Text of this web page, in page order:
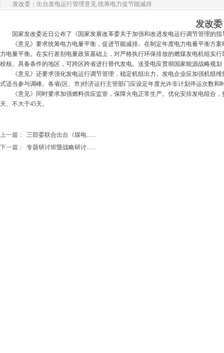
发改委：出台发电运行管理意见 统筹电力促节能减排
发改
国家发改委近日公布了《国家发展改革委关于加强和改进发电运行调节管理的
《意见》要求统筹电力电量平衡，促进节能减排。在制定年度电力电量平衡
力电量平衡。在实行差别电量政策基础上，对严格执行环保排放的燃煤发电机组实
校核。具备条件的地区，可跨区跨省进行替代发电。送受电应贯彻国家能源战略规
《意见》还要求强化发电运行调节管理，稳定机组出力。发电企业应加强机
式适当参与调峰。各省(区、市)经济运行主管部门应设定年度允许非计划停运次数
《意见》同时要求加强燃料供应监管，保障火电正常生产。优化安排发电组
天、不大于45天。
上一篇：
三部委联合出台《煤电......
下一篇：
专题研讨班暨战略研讨......